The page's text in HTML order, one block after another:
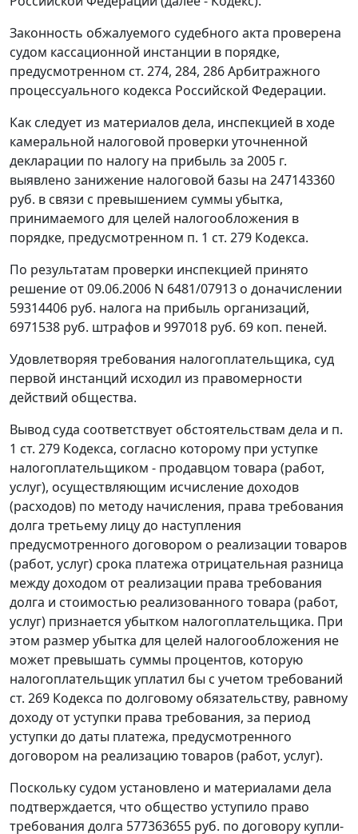
Законность обжалуемого судебного акта проверена
судом кассационной инстанции в порядке,
предусмотренном ст. 274, 284, 286Арбитражного
процессуального кодекса Российской Федерации.
Как следует из материалов дела, инспекцией в ходе
камеральной налоговой проверки уточненной
декларации по налогу на прибыль за 2005 г.
выявлено занижение налоговой базы на 247143360
руб. в связи с превышением суммы убытка,
принимаемого для целей налогообложения в
порядке, предусмотренном п. 1 ст. 279 Кодекса.
По результатам проверки инспекцией принято
решение от 09.06.2006 N 6481/07913 о доначислении
59314406 руб. налога на прибыль организаций,
6971538 руб. штрафов и 997018 руб. 69 коп. пеней.
Удовлетворяя требования налогоплательщика, суд
первой инстанций исходил из правомерности
действий общества.
Вывод суда соответствует обстоятельствам дела и п.
1 ст. 279 Кодекса, согласно которому при уступке
налогоплательщиком - продавцом товара (работ,
услуг), осуществляющим исчисление доходов
(расходов) по методу начисления, права требования
долга третьему лицу до наступления
предусмотренного договором о реализации товаров
(работ, услуг) срока платежа отрицательная разница
между доходом от реализации права требования
долга и стоимостью реализованного товара (работ,
услуг) признается убытком налогоплательщика. При
этом размер убытка для целей налогообложения не
может превышать суммы процентов, которую
налогоплательщик уплатил бы с учетом требований
ст. 269 Кодекса по долговому обязательству, равному
доходу от уступки права требования, за период
уступки до даты платежа, предусмотренного
договором на реализацию товаров (работ, услуг).
Поскольку судом установлено и материалами дела
подтверждается, что общество уступило право
требования долга 577363655 руб. по договору купли-